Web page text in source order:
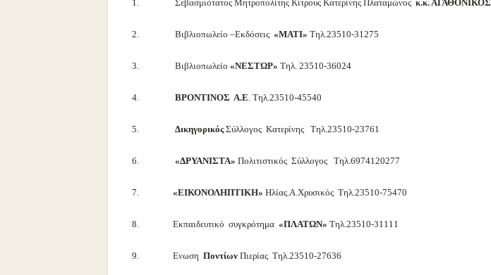
1. Σεβασμιότατος Μητροπολίτης Κίτρους Κατερίνης Πλαταμώνος κ.κ. ΑΓΑΘΟΝΙΚΟΣ
2. Βιβλιοπωλείο –Εκδόσεις «ΜΑΤΙ» Τηλ.23510-31275
3. Βιβλιοπωλείο «ΝΕΣΤΩΡ» Τηλ. 23510-36024
4. ΒΡΟΝΤΙΝΟΣ Α.Ε . Τηλ.23510-45540
5. ΔικηγορικόςΣύλλογος Κατερίνης Τηλ.23510-23761
6. «ΔΡΥΑΝΙΣΤΑ» Πολιτιστικός Σύλλογος Τηλ.6974120277
7. «ΕΙΚΟΝΟΛΗΠΤΙΚΗ» Ηλίας.Α.Χρυσικός Τηλ.23510-75470
8. Εκπαιδευτικό συγκρότημα «ΠΛΑΤΩΝ» Τηλ.23510-31111
9. Ενωση Ποντίων Πιερίας Τηλ.23510-27636